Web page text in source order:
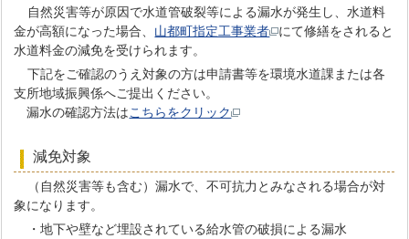
自然災害等が原因で水道管破裂等による漏水が発生し、水道料
金が高額になった場合、 山都町指定工事業者
にて修繕をされると
水道料金の減免を受けられます。
下記をご確認のうえ対象の方は申請書等を環境水道課または各
支所地域振興係へご提出ください。
漏水の確認方法はこちらをクリック
減免対象
（自然災害等も含む）漏水で、不可抗力とみなされる場合が対
象になります。
・地下や壁など埋設されている給水管の破損による漏水